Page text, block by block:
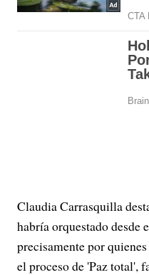
Claudia Carrasquilla
habría orquestado desde
precisamente por
el proceso de 'Paz total',